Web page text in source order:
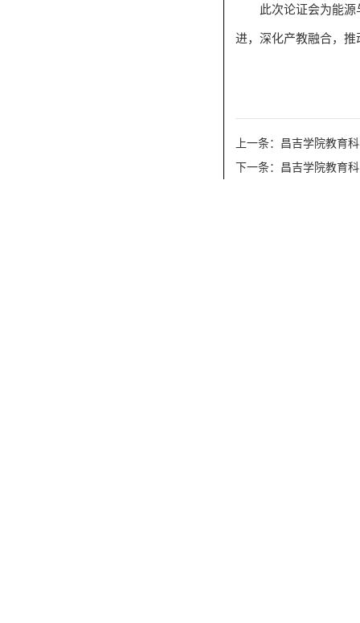
此次论证会为能
进，深化产教融合，
上一条：昌吉学院教育
下一条：昌吉学院教育